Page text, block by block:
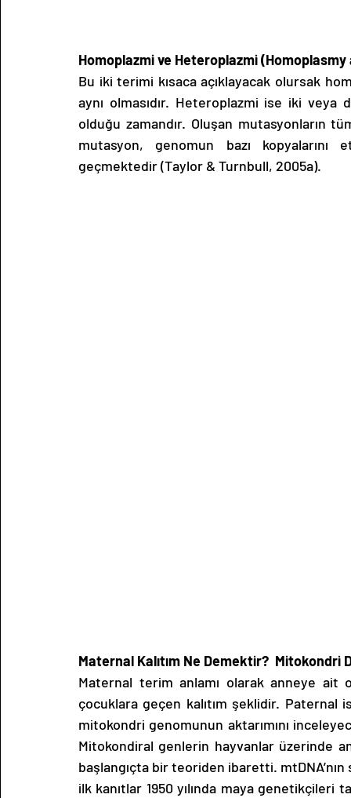
Homoplazmi ve Heteroplazmi
Bu iki terimi kısaca açıklayacak olursak
aynı olmasıdır. Heteroplazmi ise iki veya
olduğu zamandır. Oluşan mutasyonların
mutasyon, genomun bazı
geçmektedir (Taylor & Turnbull, 2005a).
Maternal Kalıtım Ne Demektir?  Mitokondri
Maternal terim anlamı olarak anneye ait
çocuklara geçen kalıtım şeklidir. Paternal
mitokondri genomunun aktarımını
Mitokondiral genlerin hayvanlar üzerinde
başlangıçta bir teoriden ibaretti.
ilk kanıtlar 1950 yılında maya genetikçileri